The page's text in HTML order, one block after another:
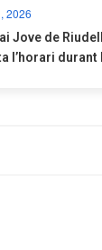
2026
Jove de
l’horari durant